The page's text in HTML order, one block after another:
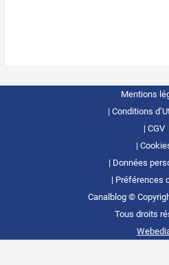
Mentions
Conditions
CGV
Données
Préférences
Canalblog ©
Tous droits